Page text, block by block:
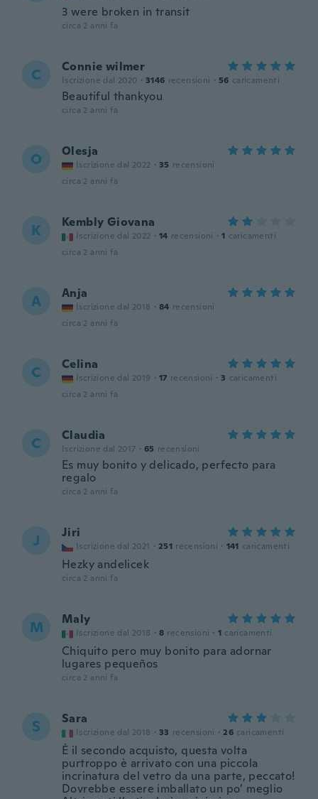
3 were broken in transit
circa 2 anni fa
C Connie wilmer
Iscrizione dal 2020 · 3146 recensioni · 56 caricamenti
Beautiful thankyou
circa 2 anni fa
O Olesja
Iscrizione dal 2022 · 35 recensioni
circa 2 anni fa
K Kembly Giovana
Iscrizione dal 2022 · 14 recensioni · 1 caricamenti
circa 2 anni fa
A Anja
Iscrizione dal 2018 · 84 recensioni
circa 2 anni fa
C Celina
Iscrizione dal 2019 · 17 recensioni · 3 caricamenti
circa 2 anni fa
C Claudia
Iscrizione dal 2017 · 65 recensioni
Es muy bonito y delicado, perfecto para
regalo
circa 2 anni fa
J Jiri
Iscrizione dal 2021 · 251 recensioni · 141 caricamenti
Hezky andelicek
circa 2 anni fa
M Maly
Iscrizione dal 2018 · 8 recensioni · 1 caricamenti
Chiquito pero muy bonito para adornar
lugares pequeños
circa 2 anni fa
S Sara
Iscrizione dal 2018 · 33 recensioni · 26 caricamenti
È il secondo acquisto, questa volta
purtroppo è arrivato con una piccola
incrinatura del vetro da una parte, peccato!
Dovrebbe essere imballato un po’ meglio